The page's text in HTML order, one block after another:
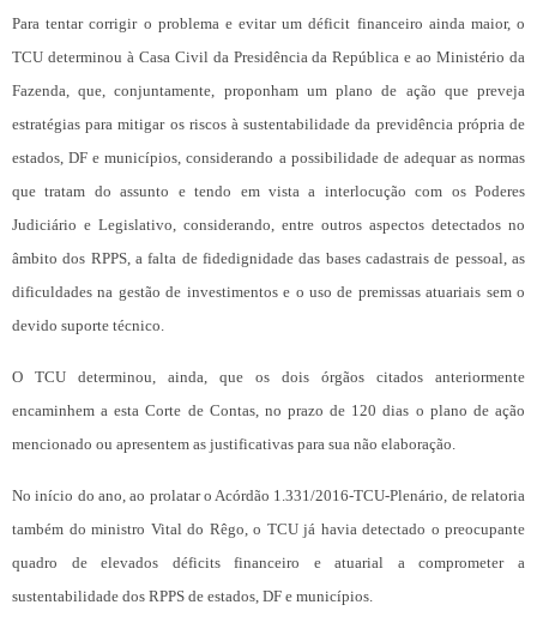
Para tentar corrigir o problema e evitar um déficit financeiro ainda maior, o
TCU determinou à Casa Civil da Presidência da República e ao Ministério da
Fazenda, que, conjuntamente, proponham um plano de ação que preveja
estratégias para mitigar os riscos à sustentabilidade da previdência própria de
estados, DF e municípios, considerando a possibilidade de adequar as normas
que tratam do assunto e tendo em vista a interlocução com os Poderes
Judiciário e Legislativo, considerando, entre outros aspectos detectados no
âmbito dos RPPS, a falta de fidedignidade das bases cadastrais de pessoal, as
dificuldades na gestão de investimentos e o uso de premissas atuariais sem o
devido suporte técnico.
O TCU determinou, ainda, que os dois órgãos citados anteriormente
encaminhem a esta Corte de Contas, no prazo de 120 dias o plano de ação
mencionado ou apresentem as justificativas para sua não elaboração.
No início do ano, ao prolatar o Acórdão 1.331/2016-TCU-Plenário, de relatoria
também do ministro Vital do Rêgo, o TCU já havia detectado o preocupante
quadro de elevados déficits financeiro e atuarial a comprometer a
sustentabilidade dos RPPS de estados, DF e municípios.